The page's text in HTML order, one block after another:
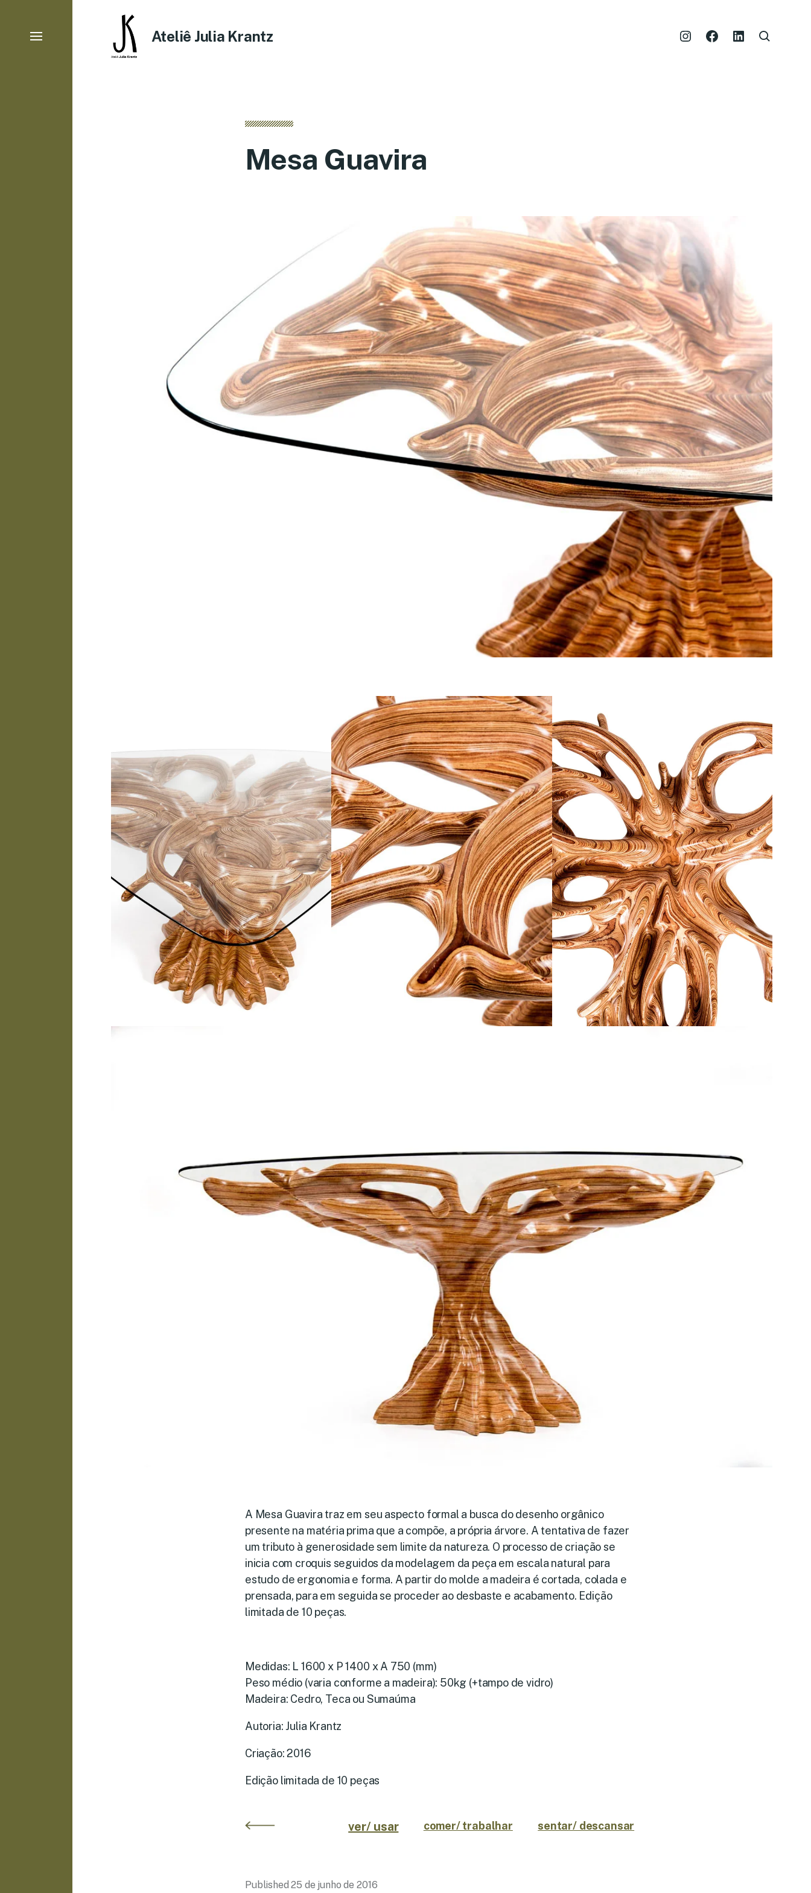
Ateliê Julia Krantz
Mesa Guavira
A Mesa Guavira traz em seu aspecto formal a busca do desenho orgânico
presente na matéria prima que a compõe, a própria árvore. A tentativa de fazer
um tributo à generosidade sem limite da natureza. O processo de criação se
inicia com croquis seguidos da modelagem da peça em escala natural para
estudo de ergonomia e forma. A partir do molde a madeira é cortada, colada e
prensada, para em seguida se proceder ao desbaste e acabamento. Edição
limitada de 10 peças.
Medidas: L 1600 x P 1400 x A 750 (mm)
Peso médio (varia conforme a madeira): 50kg (+tampo de vidro)
Madeira: Cedro, Teca ou Sumaúma
Autoria: Julia Krantz
Criação: 2016
Edição limitada de 10 peças
ver/ usar comer/ trabalhar sentar/ descansar
Published25 de junho de 2016